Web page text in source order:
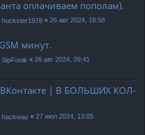
оплачиваем пополам).
huckster1978 « 26 авг 2024, 18:58
минут.
SipFonik « 26 авг 2024, 09:41
| В БОЛЬШИХ КОЛ-
hackway « 27 июл 2024, 13:05